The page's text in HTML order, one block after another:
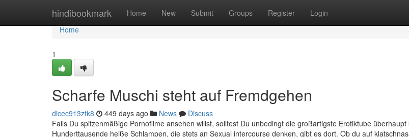
hindibookmark Home New Submit Groups Register Login
Home
Home
1
Scharfe Muschi steht auf Fremdgehen
dicec913ztk8 449 days ago News
Discuss
Falls Du spitzenmäßige Pornofilme ansehen willst, solltest Du unbedingt die großartigste Erotiktube überhaupt
Hunderttausende heiße Schlampen, die stets an Sexual intercourse denken, gibt es dort. Ob du auf